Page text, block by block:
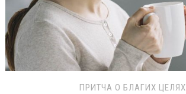
ПРИТЧА О БЛАГИХ ЦЕЛЯХ